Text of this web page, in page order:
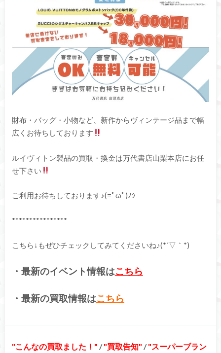
財布・バッグ・小物など、新作からヴィンテージ品まで幅
広くお待ちしております
ルイヴィトン製品の買取・換金は万代書店山梨本店にお任
せ下さい
ご利用お待ちしております♪(=ﾟωﾟ)ﾉｼ
****************
こちら↓もぜひチェックしてみてくださいね♪(*´▽｀*)
・最新のイベント情報はこちら
・最新の買取情報はこちら
こんなの買取ました！ / 買取告知 / スーパーブラン